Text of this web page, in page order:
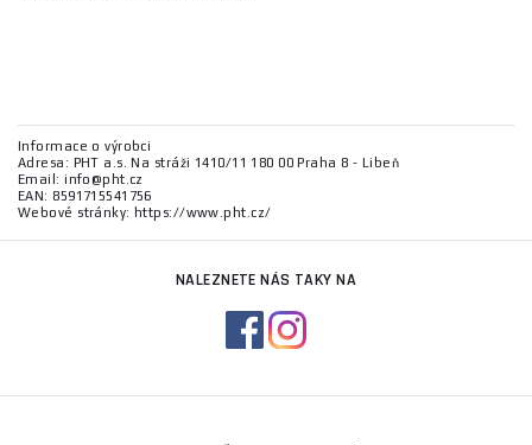
Informace o výrobci
Adresa: PHT a.s. Na stráži 1410/11 180 00 Praha 8 - Libeň
Email: info@pht.cz
EAN: 8591715541756
Webové stránky: https://www.pht.cz/
NALEZNETE NÁS TAKY NA